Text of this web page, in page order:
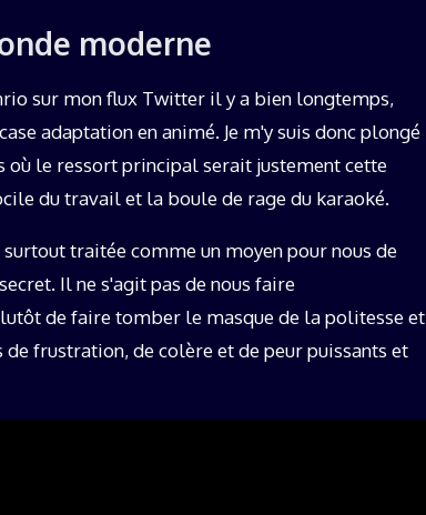
moderne
sur mon flux Twitter il y a bien longtemps,
adaptation en animé. Je m'y suis donc plongé
où le ressort principal serait justement cette
du travail et la boule de rage du karaoké.
traitée comme un moyen pour nous de
Il ne s'agit pas de nous faire
de faire tomber le masque de la politesse et
frustration, de colère et de peur puissants et